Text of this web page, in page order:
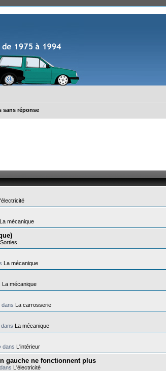
sans réponse
La mécanique
Sorties
La mécanique
La mécanique
dans La carrosserie
dans La mécanique
dans L'intérieur
gauche ne fonctionnent plus
L'électricité